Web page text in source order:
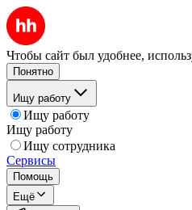
Чтобы сайт был удобнее,
Понятно
Ищу работу
Ищу работу
Ищу работу
Ищу сотрудника
Сервисы
Помощь
Ещё